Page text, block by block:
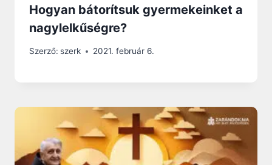
Hogyan bátorítsuk gyermekeinket a
nagylelkűségre?
Szerző: szerk 2021. február 6.